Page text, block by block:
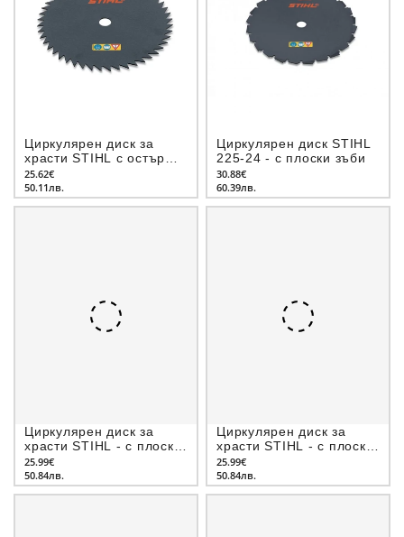
Циркулярен диск за
храсти STIHL с остър
зъб
25.62€
50.11лв.
Циркулярен диск STIHL
225-24 - с плоски зъби
30.88€
60.39лв.
Циркулярен диск за
храсти STIHL - с плоски
зъби
25.99€
50.84лв.
Циркулярен диск за
храсти STIHL - с плоски
зъби
25.99€
50.84лв.